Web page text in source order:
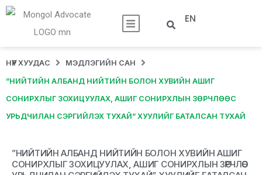
EN
НҮҮР ХУУДАС МЭДЛЭГИЙН САН
”НИЙТИЙН АЛБАНД НИЙТИЙН БОЛОН ХУВИЙН АШИГ
СОНИРХЛЫГ ЗОХИЦУУЛАХ, АШИГ СОНИРХЛЫН ЗӨРЧЛӨӨС
УРЬДЧИЛАН СЭРГИЙЛЭХ ТУХАЙ” ХУУЛИЙГ БАТАЛСАН ТУХАЙ
”НИЙТИЙН АЛБАНД НИЙТИЙН БОЛОН ХУВИЙН АШИГ
СОНИРХЛЫГ ЗОХИЦУУЛАХ, АШИГ СОНИРХЛЫН ЗӨРЧЛӨӨС